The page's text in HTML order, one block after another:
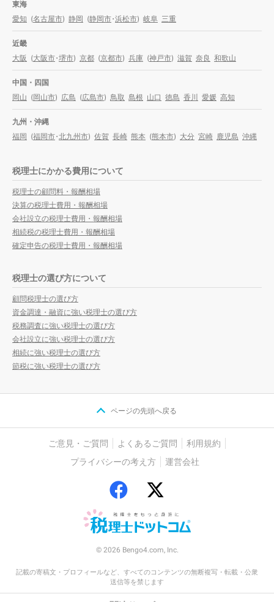
東海
愛知 (名古屋市) 静岡 (静岡市・浜松市) 岐阜 三重
近畿
大阪 (大阪市・堺市) 京都 (京都市) 兵庫 (神戸市) 滋賀 奈良 和歌山
中国・四国
岡山 (岡山市) 広島 (広島市) 鳥取 島根 山口 徳島 香川 愛媛 高知
九州・沖縄
福岡 (福岡市・北九州市) 佐賀 長崎 熊本 (熊本市) 大分 宮崎 鹿児島 沖縄
税理士にかかる費用について
税理士の顧問料・報酬相場
決算の税理士費用・報酬相場
会社設立の税理士費用・報酬相場
相続税の税理士費用・報酬相場
確定申告の税理士費用・報酬相場
税理士の選び方について
顧問税理士の選び方
資金調達・融資に強い税理士の選び方
税務調査に強い税理士の選び方
会社設立に強い税理士の選び方
相続に強い税理士の選び方
節税に強い税理士の選び方
ページの先頭へ戻る
ご意見・ご質問 よくあるご質問
利用規約
プライバシーの考え方
運営会社
© 2026 Bengo4.com, Inc.
記載の寄稿文・プロフィールなど、すべてのコンテンツの無断複写・転載・公衆
送信等を禁じます